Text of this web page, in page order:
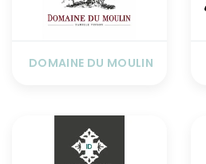
DOMAINE DU MOULIN